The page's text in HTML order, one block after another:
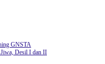
GNSTA
Jiwa, Desil I dan II